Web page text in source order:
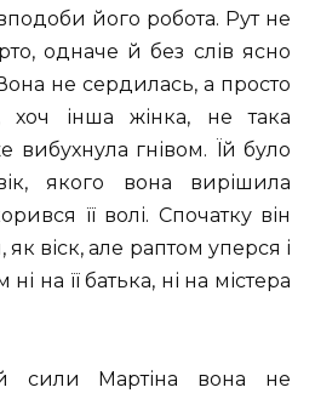
його робота. Рут не
одначе й без слів ясно
не сердилась, а просто
хоч інша жінка, не така
вибухнула гнівом. Їй було
якого вона вирішила
її волі. Спочатку він
як віск, але раптом уперся і
на її батька, ні на містера
сили Мартіна вона не